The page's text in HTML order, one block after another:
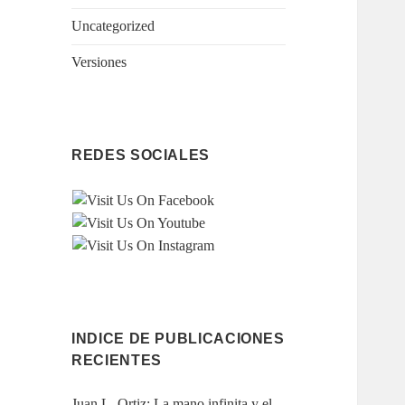
Uncategorized
Versiones
REDES SOCIALES
INDICE DE PUBLICACIONES
RECIENTES